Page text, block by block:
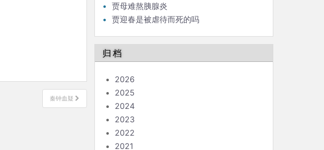
秦钟血疑
贾母难熬胰腺炎
贾迎春是被虐待而死的吗
归档
2026
2025
2024
2023
2022
2021